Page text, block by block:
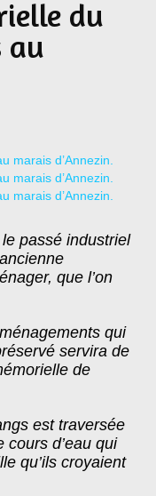
du
au
passé industriel
que l’on
qui
servira de
de
est traversée
d’eau qui
qu’ils croyaient